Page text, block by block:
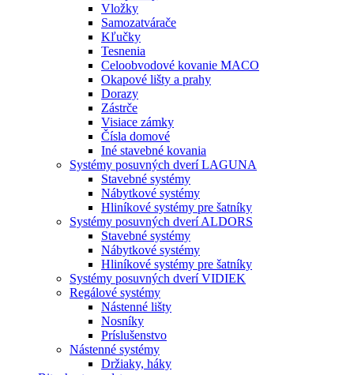
Vložky
Samozatvárače
Kľučky
Tesnenia
Celoobvodové kovanie MACO
Okapové lišty a prahy
Dorazy
Zástrče
Visiace zámky
Čísla domové
Iné stavebné kovania
Systémy posuvných dverí LAGUNA
Stavebné systémy
Nábytkové systémy
Hliníkové systémy pre šatníky
Systémy posuvných dverí ALDORS
Stavebné systémy
Nábytkové systémy
Hliníkové systémy pre šatníky
Systémy posuvných dverí VIDIEK
Regálové systémy
Nástenné lišty
Nosníky
Príslušenstvo
Nástenné systémy
Držiaky, háky